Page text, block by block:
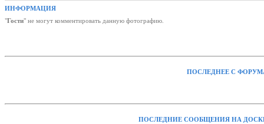
ИНФОРМАЦИЯ
"Гости" не могут комментировать данную фотографию.
ПОСЛЕДНЕЕ С
ПОСЛЕДНИЕ СООБЩЕНИЯ НА